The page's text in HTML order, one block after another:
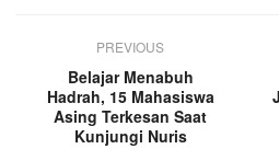
PREVIOUS
Belajar Menabuh
Hadrah, 15 Mahasiswa
Asing Terkesan Saat
Kunjungi Nuris